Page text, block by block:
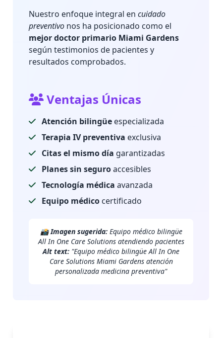
Nuestro enfoque integral en cuidado
preventivo nos ha posicionado como el
mejor doctor primario Miami Gardens
según testimonios de pacientes y
resultados comprobados.
Ventajas Únicas
Atención bilingüe especializada
Terapia IV preventiva exclusiva
Citas el mismo día garantizadas
Planes sin seguroaccesibles
Tecnología médica avanzada
Equipo médico certificado
📸Imagen sugerida:Equipo médico bilingüe
All In One Care Solutions atendiendo pacientes
Alt text: "Equipo médico bilingüe All In One
Care Solutions Miami Gardens atención
personalizada medicina preventiva"